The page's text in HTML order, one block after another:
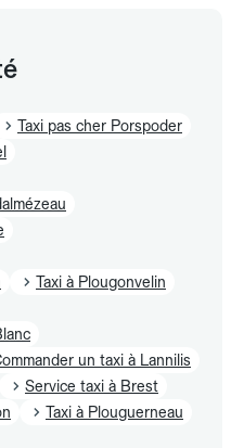
Taxi pas cher Porspoder
Taxi à Plougonvelin
un taxi à Lannilis
Service taxi à Brest
Taxi à Plouguerneau